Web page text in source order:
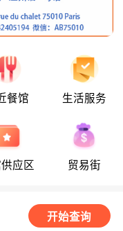
餐馆 生活服务
应区 贸易街
开始查询